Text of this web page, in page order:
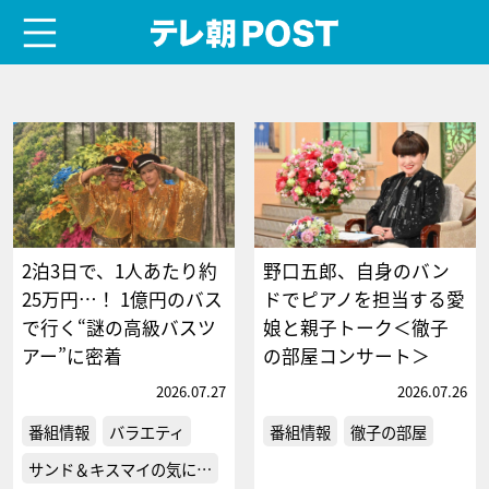
2泊3日で、1人あたり約
25万円…！ 1億円のバス
で行く“謎の高級バスツ
アー”に密着
2026.07.27
番組情報
バラエティ
サンド＆キスマイの気に…
野口五郎、自身のバン
ドでピアノを担当する愛
娘と親子トーク＜徹子
の部屋コンサート＞
2026.07.26
番組情報 徹子の部屋